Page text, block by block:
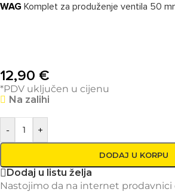
WAG Komplet za produženje ventila 50
12,90 €
*PDV uključen u cijenu
Na zalihi
- +
DODAJ U KORPU
Dodaj u listu želja
Nastojimo da na internet prodavnici